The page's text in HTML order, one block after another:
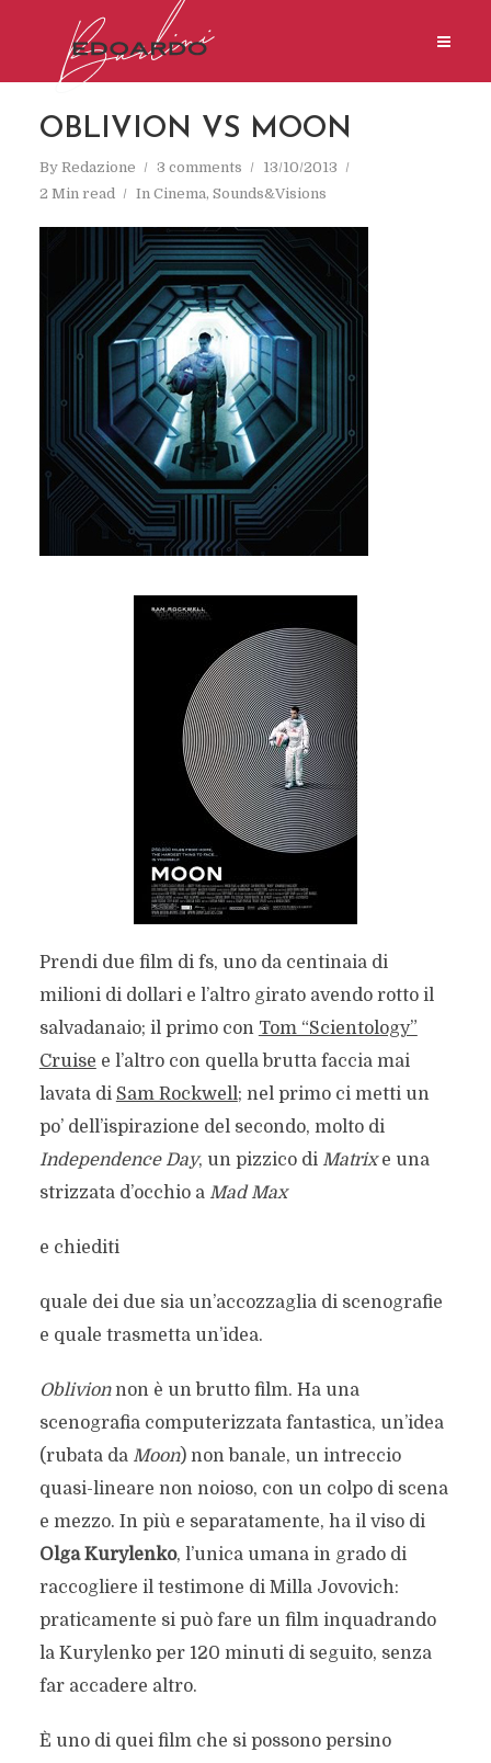
OBLIVION VS MOON
By Redazione 3 comments
13/10/2013
2 Min read
In Cinema, Sounds&Visions
Prendi due film di fs, uno da centinaia di
milioni di dollari e l’altro girato avendo rotto il
salvadanaio; il primo con Tom “Scientology”
Cruise e l’altro con quella brutta faccia mai
lavata di Sam Rockwell; nel primo ci metti un
po’ dell’ispirazione del secondo, molto di
Independence Day, un pizzico di Matrixe una
strizzata d’occhio a Mad Max
e chiediti
quale dei due sia un’accozzaglia di scenografie
e quale trasmetta un’idea.
Oblivionnon è un brutto film. Ha una
scenografia computerizzata fantastica, un’idea
(rubata da Moon) non banale, un intreccio
quasi-lineare non noioso, con un colpo di scena
e mezzo. In più e separatamente, ha il viso di
Olga Kurylenko, l’unica umana in grado di
raccogliere il testimone di Milla Jovovich:
praticamente si può fare un film inquadrando
la Kurylenko per 120 minuti di seguito, senza
far accadere altro.
È uno di quei film che si possono persino